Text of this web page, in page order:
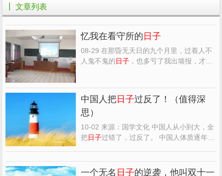
┃ 文章列表
忆我在看守所的 日子
08-29 在那昏无天日的九个月里，过着人不
人鬼不鬼的日子，也多亏了我出墙报，才没
未明。注解； 又是一个不眠之夜翻覆的辗转
难眠，压得床...
中国人把日子过反了！（值得深
思）
10-02 来源：国学文化 中国人从小到大，全
把日子过错了，过反了。 中国人体质逐年下
周围童年患白血病的，青少年得癌的，学生
一个无名 日子的逆袭，他叫双十一